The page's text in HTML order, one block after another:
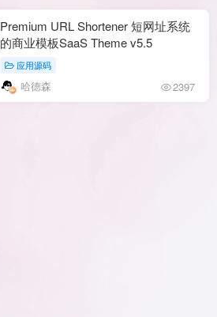
Premium URL Shortener 短网址系统
的商业模板SaaS Theme v5.5
应用源码
哈德森 2397